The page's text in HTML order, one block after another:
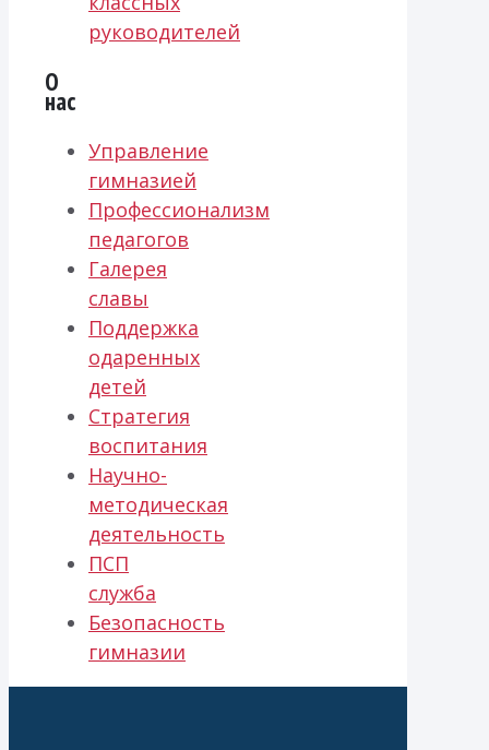
руководителей
О
нас
Управление
гимназией
Профессионализм
педагогов
Галерея
славы
Поддержка
одаренных
детей
Стратегия
воспитания
Научно-
методическая
деятельность
ПСП
служба
Безопасность
гимназии